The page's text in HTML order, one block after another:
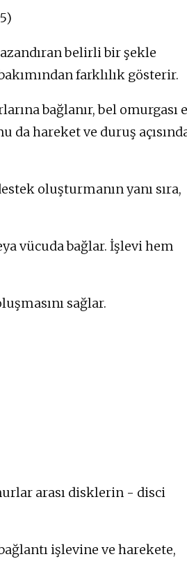
belirli bir şekle
farklılık gösterir.
bağlanır, bel omurgası
da hareket ve duruş
oluşturmanın yanı sıra,
vücuda bağlar. İşlevi hem
sağlar.
arası disklerin - disci
işlevine ve harekete,